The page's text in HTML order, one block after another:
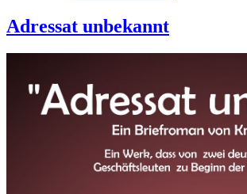
Adressat unbekannt